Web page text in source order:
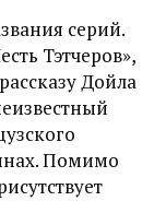
серий.
Тэтчеров»,
Дойла
Помимо